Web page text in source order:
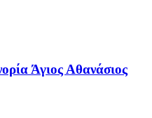
Άγιος Αθανάσιος